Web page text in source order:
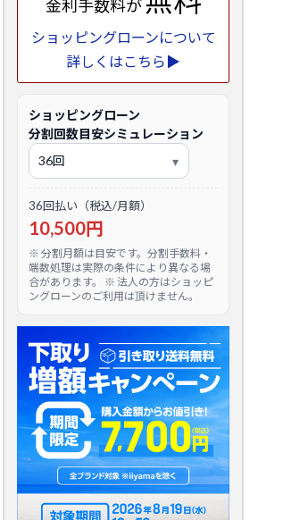
金利手数料が
ショッピングローンについて
詳しくはこちら▶
ショッピングローン
分割回数目安シミュレーション
36回払い（税込/月額）
10,500円
※ 分割月額は目安です。分割手数料・
端数処理は実際の条件により異なる場
合があります。 ※ 法人の方はショッピ
ングローンのご利用は頂けません。